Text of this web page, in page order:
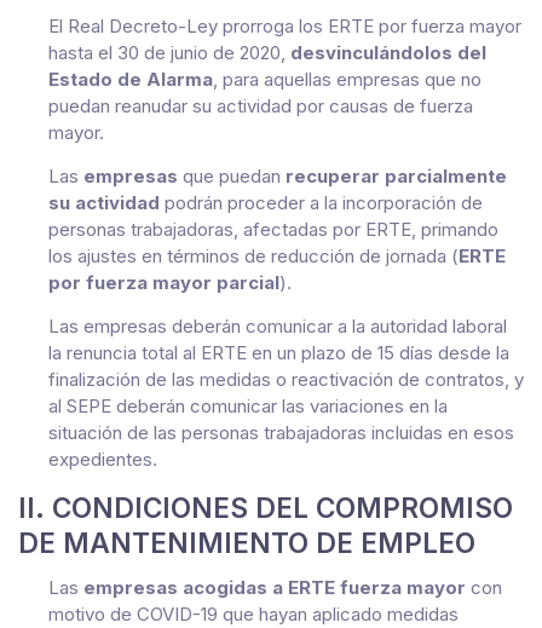
El Real Decreto-Ley prorroga los ERTE por fuerza mayor
hasta el 30 de junio de 2020, desvinculándolos del
Estado de Alarma, para aquellas empresas que no
puedan reanudar su actividad por causas de fuerza
mayor.
Las empresas que puedan recuperar parcialmente
su actividad podrán proceder a la incorporación de
personas trabajadoras, afectadas por ERTE, primando
los ajustes en términos de reducción de jornada (ERTE
por fuerza mayor parcial).
Las empresas deberán comunicar a la autoridad laboral
la renuncia total al ERTE en un plazo de 15 días desde la
finalización de las medidas o reactivación de contratos, y
al SEPE deberán comunicar las variaciones en la
situación de las personas trabajadoras incluidas en esos
expedientes.
II. CONDICIONES DEL COMPROMISO
DE MANTENIMIENTO DE EMPLEO
Las empresas acogidas a ERTE fuerza mayor con
motivo de COVID-19 que hayan aplicado medidas